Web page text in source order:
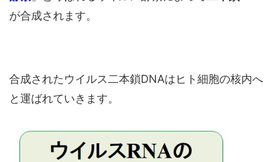
が合成されます。
合成されたウイルス二本鎖DNAはヒト細胞の核内へ
と運ばれていきます。